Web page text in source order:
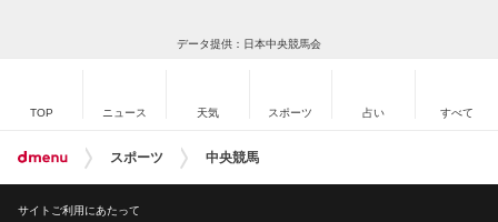
データ提供：日本中央競馬会
TOP ニュース 天気 スポーツ 占い すべて
スポーツ 中央競馬
サイトご利用にあたって